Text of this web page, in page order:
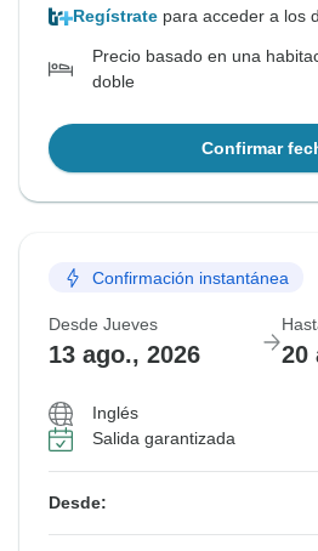
Regístrate para acceder a los
Precio basado en una
doble
Confirmar
Confirmación instantánea
Desde Jueves
13 ago., 2026 20
Inglés
Salida garantizada
Desde: